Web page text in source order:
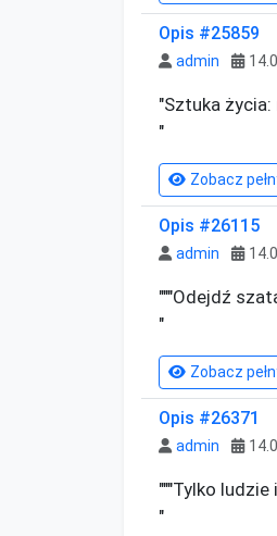
Opis #25859
admin
"Sztuka
"
Zobacz
Opis #26115
admin
"""Odejdź
"
Zobacz
Opis #26371
admin
"""Tylko
"